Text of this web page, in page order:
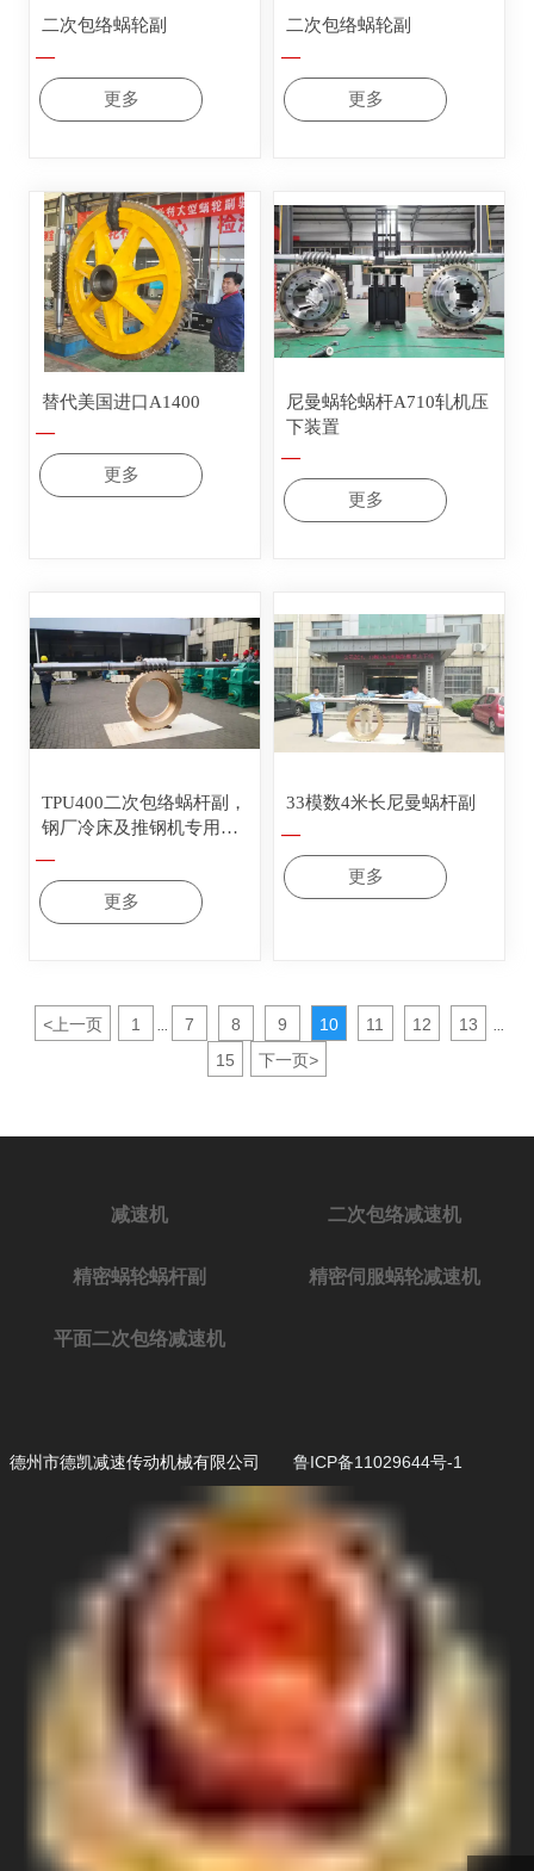
二次包络蜗轮副
—
更多
二次包络蜗轮副
—
更多
替代美国进口A1400
—
更多
尼曼蜗轮蜗杆A710轧机压
下装置
—
更多
TPU400二次包络蜗杆副，
钢厂冷床及推钢机专用减
—
更多
33模数4米长尼曼蜗杆副
—
更多
<上一页 1 ... 7 8 9 10 11 12 13 ...
15 下一页>
减速机 二次包络减速机
精密蜗轮蜗杆副 精密伺服蜗轮减速机
平面二次包络减速机
德州市德凯减速传动机械有限公司 鲁ICP备11029644号-1